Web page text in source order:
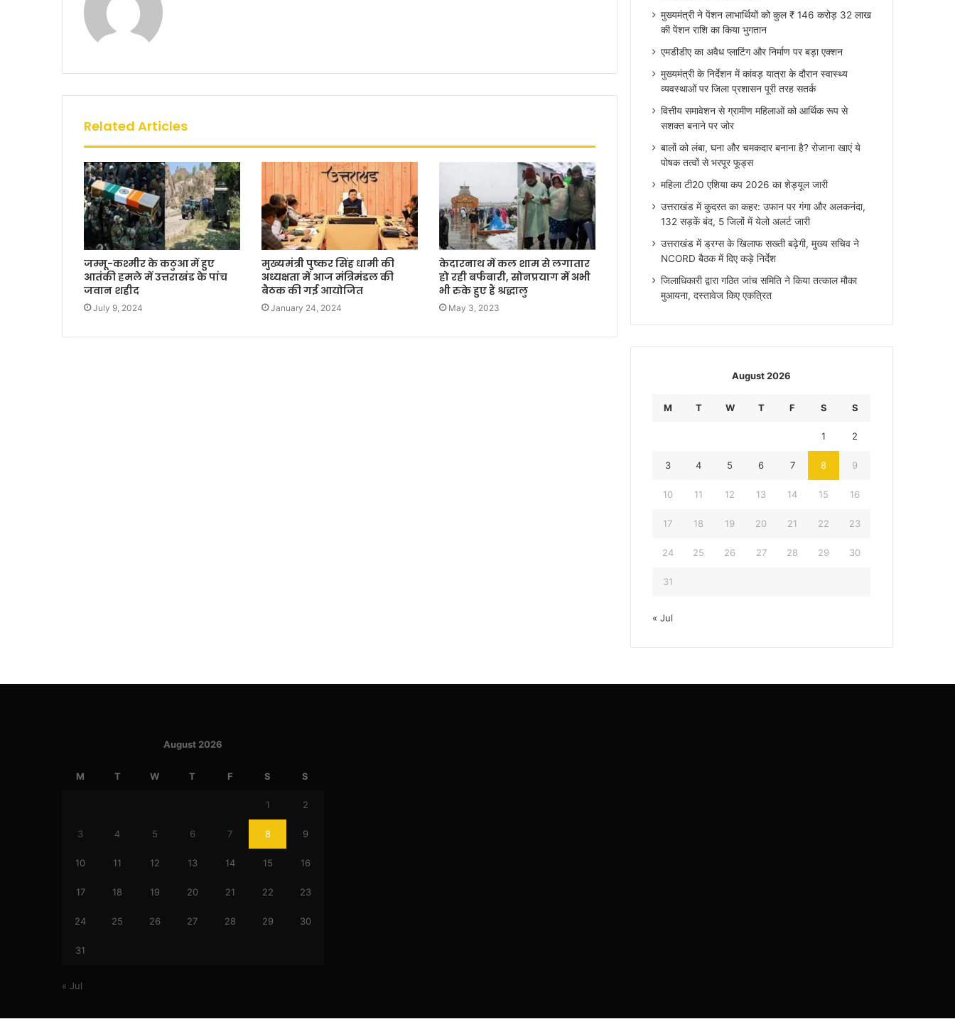
Related Articles
जम्मू-कश्मीर के कठुआ में हुए
आतंकी हमले में उत्तराखंड के पांच
जवान शहीद
July 9, 2024
मुख्यमंत्री पुष्कर सिंह धामी की
अध्यक्षता में आज मंत्रिमंडल की
बैठक की गई आयोजित
January 24, 2024
केदारनाथ में कल शाम से लगातार
हो रही बर्फबारी, सोनप्रयाग में अभी
भी रुके हुए हैं श्रद्धालु
May 3, 2023
मुख्यमंत्री ने पेंशन लाभार्थियों को कुल ₹ 146 करोड़ 32 लाख
की पेंशन राशि का किया भुगतान
एमडीडीए का अवैध प्लाटिंग और निर्माण पर बड़ा एक्शन
मुख्यमंत्री के निर्देशन में कांवड़ यात्रा के दौरान स्वास्थ्य
व्यवस्थाओं पर जिला प्रशासन पूरी तरह सतर्क
वित्तीय समावेशन से ग्रामीण महिलाओं को आर्थिक रूप से
सशक्त बनाने पर जोर
बालों को लंबा, घना और चमकदार बनाना है? रोजाना खाएं ये
पोषक तत्वों से भरपूर फूड्स
महिला टी20 एशिया कप 2026 का शेड्यूल जारी
उत्तराखंड में कुदरत का कहर: उफान पर गंगा और अलकनंदा,
132 सड़कें बंद, 5 जिलों में येलो अलर्ट जारी
उत्तराखंड में ड्रग्स के खिलाफ सख्ती बढ़ेगी, मुख्य सचिव ने
NCORD बैठक में दिए कड़े निर्देश
जिलाधिकारी द्वारा गठित जांच समिति ने किया तत्काल मौका
मुआयना, दस्तावेज किए एकत्रित
August 2026
M T W T F S S
1 2
3 4 5 6 7 8 9
10 11 12 13 14 15 16
17 18 19 20 21 22 23
24 25 26 27 28 29 30
31
« Jul
August 2026
M T W T F S S
1 2
3 4 5 6 7 8 9
10 11 12 13 14 15 16
17 18 19 20 21 22 23
24 25 26 27 28 29 30
31
« Jul